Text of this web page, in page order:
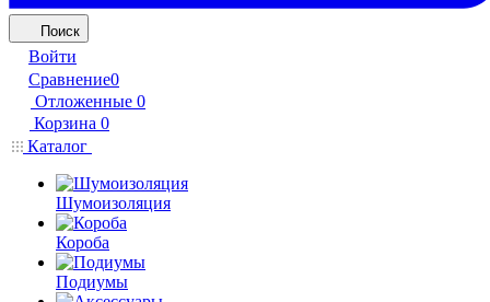
Поиск
Войти
Сравнение0
Отложенные 0
Корзина 0
Каталог
Шумоизоляция
Короба
Подиумы